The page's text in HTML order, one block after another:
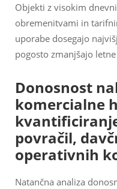
Objekti z visokim
obremenitvami in
uporabe dosegajo
pogosto zmanjšajo
Donosnost
komercialne
povračil,
operativnih
Natančna analiza